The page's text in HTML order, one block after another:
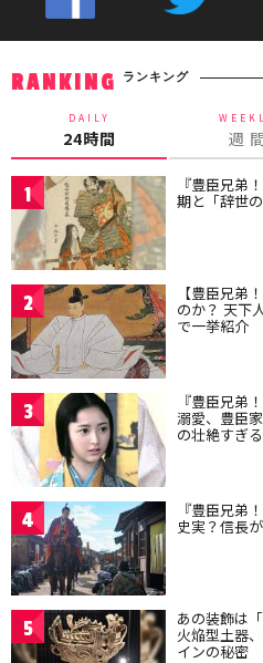
RANKING ランキング
DAILY
24時間 週
1 『豊臣兄弟
期と「辞世
2 【豊臣兄弟
のか？ 天下
で一挙紹介
3 『豊臣兄弟
溺愛、豊臣
の壮絶すぎ
4 『豊臣兄弟
史実？信長
5 あの装飾は
火焔型土器
インの秘密